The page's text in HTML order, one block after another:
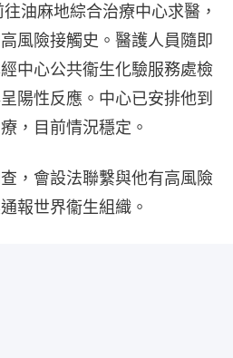
油麻地綜合治療中心求醫，
風險接觸史。醫護人員隨即
中心公共衞生化驗服務處檢
陽性反應。中心已安排他到
，目前情況穩定。
，會設法聯繫與他有高風險
報世界衞生組織。